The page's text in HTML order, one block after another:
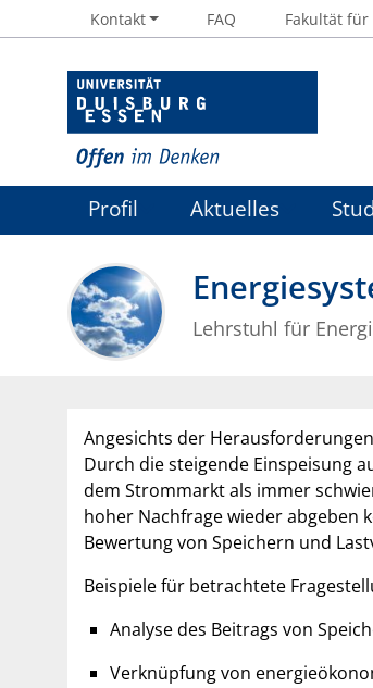
Kontakt FAQ Fakultät für
Profil Aktuelles
Lehrstuhl für
Angesichts der
Durch die steigende Einspeisung
dem Strommarkt als immer
hoher Nachfrage wieder abgeben
Bewertung von Speichern und
Beispiele für betrachtete
Analyse des Beitrags von
Verknüpfung von